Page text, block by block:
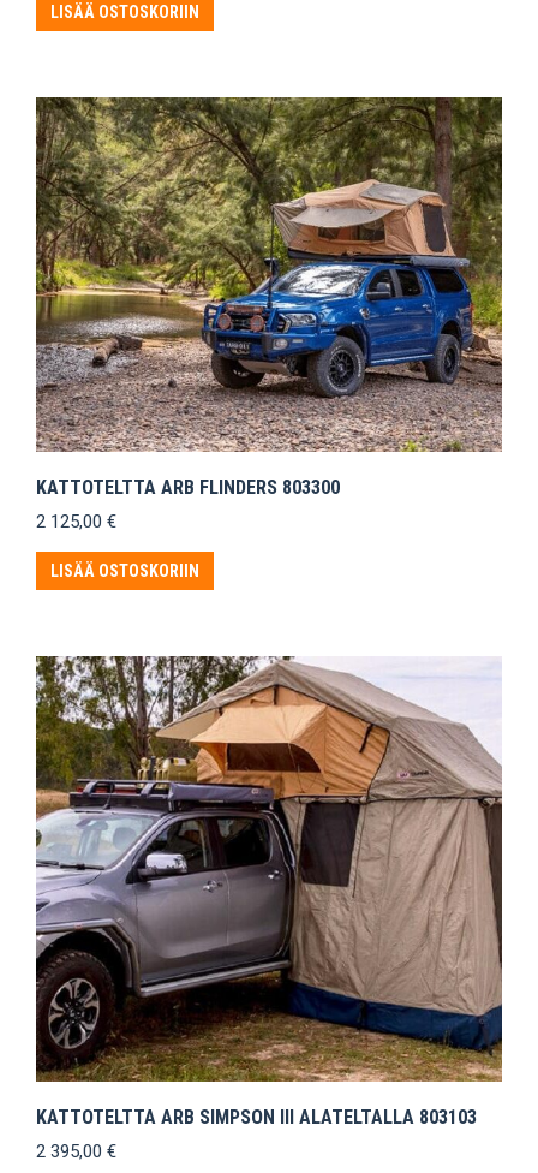
LISÄÄ OSTOSKORIIN
KATTOTELTTA ARB FLINDERS 803300
2 125,00 €
LISÄÄ OSTOSKORIIN
KATTOTELTTA ARB SIMPSON III ALATELTALLA 803103
2 395,00 €